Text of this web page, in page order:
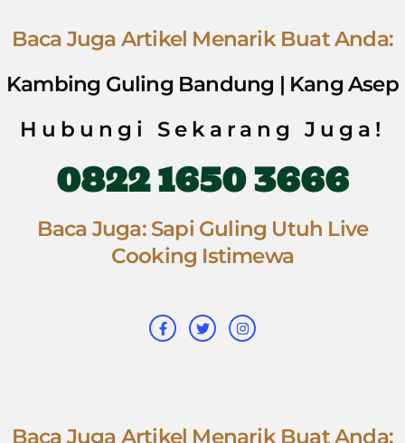
Baca Juga Artikel Menarik Buat Anda:
Kambing Guling Bandung | Kang Asep
Hubungi Sekarang Juga!
0822 1650 3666
Baca Juga: Sapi Guling Utuh Live
Cooking Istimewa
c
e
b
i
t
t
s
t
a
Baca Juga Artikel Menarik Buat Anda: